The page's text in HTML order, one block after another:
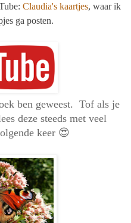
Claudia's kaartjes, waar ik
ga posten.
ben geweest. Tof als je
deze steeds met veel
keer 😍